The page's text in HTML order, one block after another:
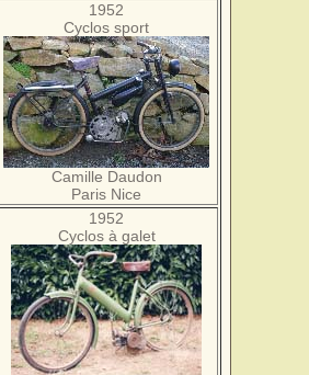
1952
Cyclos sport
Camille Daudon
Paris Nice
1952
Cyclos à galet